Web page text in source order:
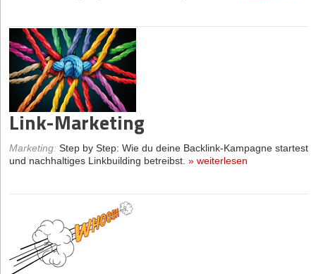
Link-Marketing
Marketing: Step by Step: Wie du deine Backlink-Kampagne startest
und nachhaltiges Linkbuilding betreibst. » weiterlesen